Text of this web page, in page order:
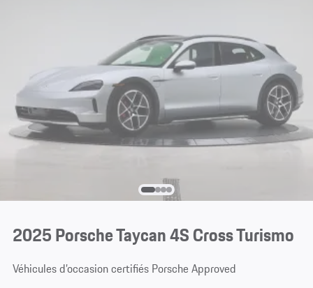
2025 Porsche Taycan 4S Cross Turismo
Véhicules d’occasion certifiés Porsche Approved